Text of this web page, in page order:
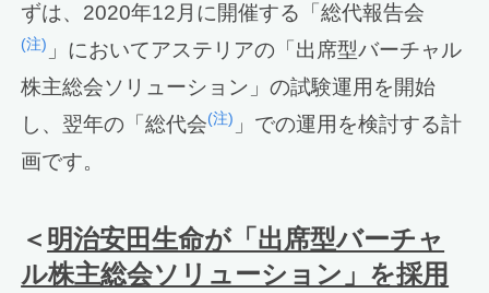
ずは、2020年12月に開催する「総代報告会
(注) 」においてアステリアの「出席型バーチャル
株主総会ソリューション」の試験運用を開始
し、翌年の「総代会(注) 」での運用を検討する計
画です。
＜ 明治安田生命が「出席型バーチャ
ル株主総会ソリューション」を採用